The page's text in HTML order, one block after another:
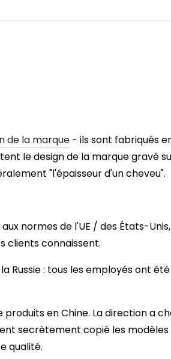
de la marque - ils sont fabriqués
le design de la marque gravé
"l'épaisseur d'un cheveu".
normes de l'UE / des États-
clients connaissent.
Russie : tous les employés ont
en Chine. La direction a
secrètement copié les
qualité.